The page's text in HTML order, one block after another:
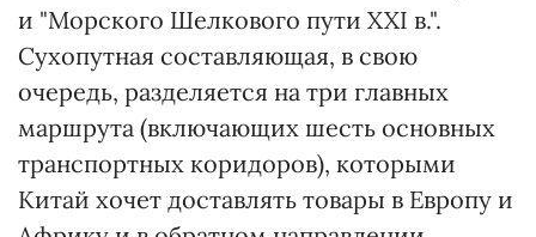
и "Морского Шелкового пути XXI в.".
Сухопутная составляющая, в свою
очередь, разделяется на три главных
маршрута (включающих шесть основных
транспортных коридоров), которыми
Китай хочет доставлять товары в Европу и